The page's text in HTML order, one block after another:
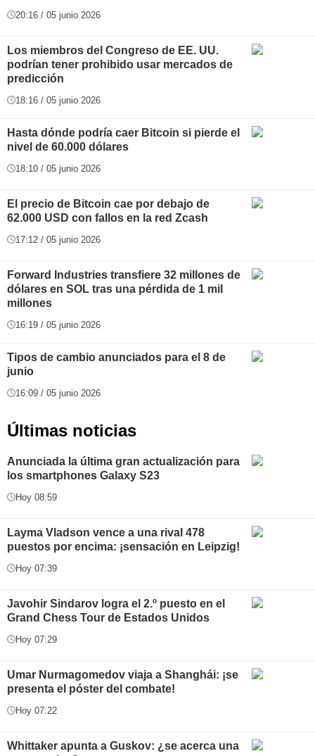
20:16 / 05 junio 2026
Los miembros del Congreso de EE. UU.
podrían tener prohibido usar mercados de
predicción
18:16 / 05 junio 2026
Hasta dónde podría caer Bitcoin si pierde el
nivel de 60.000 dólares
18:10 / 05 junio 2026
El precio de Bitcoin cae por debajo de
62.000 USD con fallos en la red Zcash
17:12 / 05 junio 2026
Forward Industries transfiere 32 millones de
dólares en SOL tras una pérdida de 1 mil
millones
16:19 / 05 junio 2026
Tipos de cambio anunciados para el 8 de
junio
16:09 / 05 junio 2026
Últimas noticias
Anunciada la última gran actualización para
los smartphones Galaxy S23
Hoy 08:59
Layma Vladson vence a una rival 478
puestos por encima: ¡sensación en Leipzig!
Hoy 07:39
Javohir Sindarov logra el 2.º puesto en el
Grand Chess Tour de Estados Unidos
Hoy 07:29
Umar Nurmagomedov viaja a Shanghái: ¡se
presenta el póster del combate!
Hoy 07:22
Whittaker apunta a Guskov: ¿se acerca una